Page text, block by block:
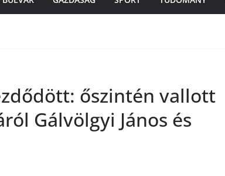
őszintén vallott
Gálvölgyi János és